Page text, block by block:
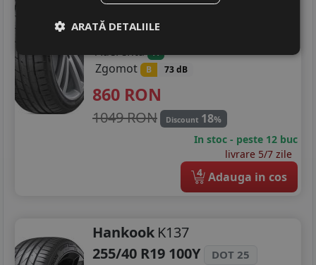
Turisme
Consum
Aderenta A
Zgomot B 73 dB
860 RON
1049 RON Discount 18%
In stoc - peste 12 buc
livrare 5/7 zile
4 Adauga in cos
Hankook K137
255/40 R19 100Y
DOT 25
ARATĂ DETALIILE